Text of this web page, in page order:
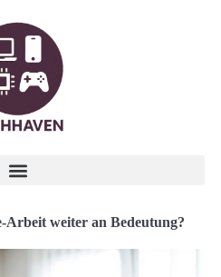
Arbeit weiter an Bedeutung?